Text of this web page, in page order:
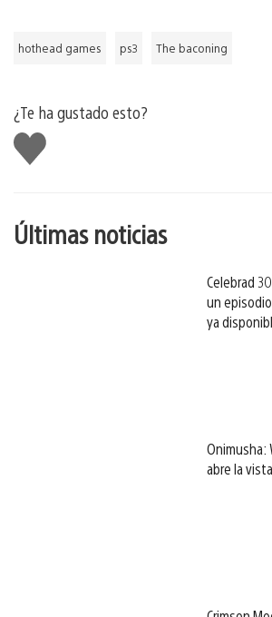
hothead games ps3 The baconing
¿Te ha gustado esto?
Me
gusta
Últimas noticias
Celebrad
un
ya
Onimusha:
abre la